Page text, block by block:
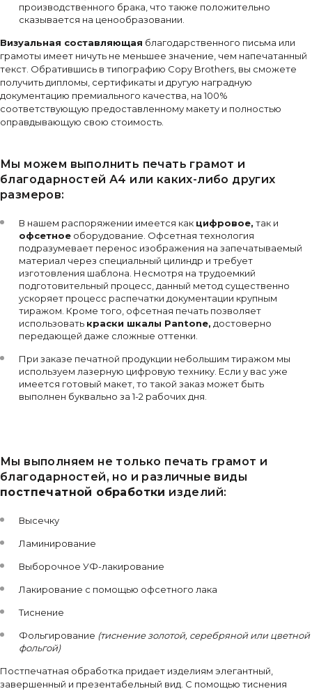
производственного брака, что также положительно
сказывается на ценообразовании.
Визуальная составляющая благодарственного письма или
грамоты имеет ничуть не меньшее значение, чем напечатанный
текст. Обратившись в типографию Copy Brothers, вы сможете
получить дипломы, сертификаты и другую наградную
документацию премиального качества, на 100%
соответствующую предоставленному макету и полностью
оправдывающую свою стоимость.
Мы можем выполнить печать грамот и
благодарностей А4 или каких-либо других
размеров:
В нашем распоряжении имеется как цифровое, так и
офсетное оборудование. Офсетная технология
подразумевает перенос изображения на запечатываемый
материал через специальный цилиндр и требует
изготовления шаблона. Несмотря на трудоемкий
подготовительный процесс, данный метод существенно
ускоряет процесс распечатки документации крупным
тиражом. Кроме того, офсетная печать позволяет
использовать краски шкалы Pantone, достоверно
передающей даже сложные оттенки.
При заказе печатной продукции небольшим тиражом мы
используем лазерную цифровую технику. Если у вас уже
имеется готовый макет, то такой заказ может быть
выполнен буквально за 1-2 рабочих дня.
Мы выполняем не только печать грамот и
благодарностей, но и различные виды
постпечатной обработки изделий:
Высечку
Ламинирование
Выборочное УФ-лакирование
Лакирование с помощью офсетного лака
Тиснение
Фольгирование (тиснение золотой, серебряной или цветной
фольгой)
Постпечатная обработка придает изделиям элегантный,
завершенный и презентабельный вид. С помощью тиснения